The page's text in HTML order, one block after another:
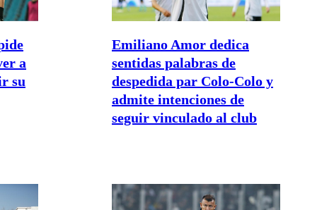
a
su
Emiliano Amor dedica
sentidas palabras de
despedida par Colo-Colo y
admite intenciones de
seguir vinculado al club